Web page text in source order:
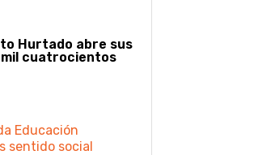
Hurtado abre sus
cuatrocientos
Educación
sentido social